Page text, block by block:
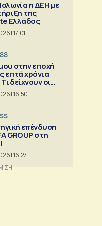
η ΔΕΗ με
της
Ελλάδος
| 17:01
στην εποχή
επτά χρόνια
δείχνουν οι
| 16:50
επένδυση
GROUP στη
| 16:27